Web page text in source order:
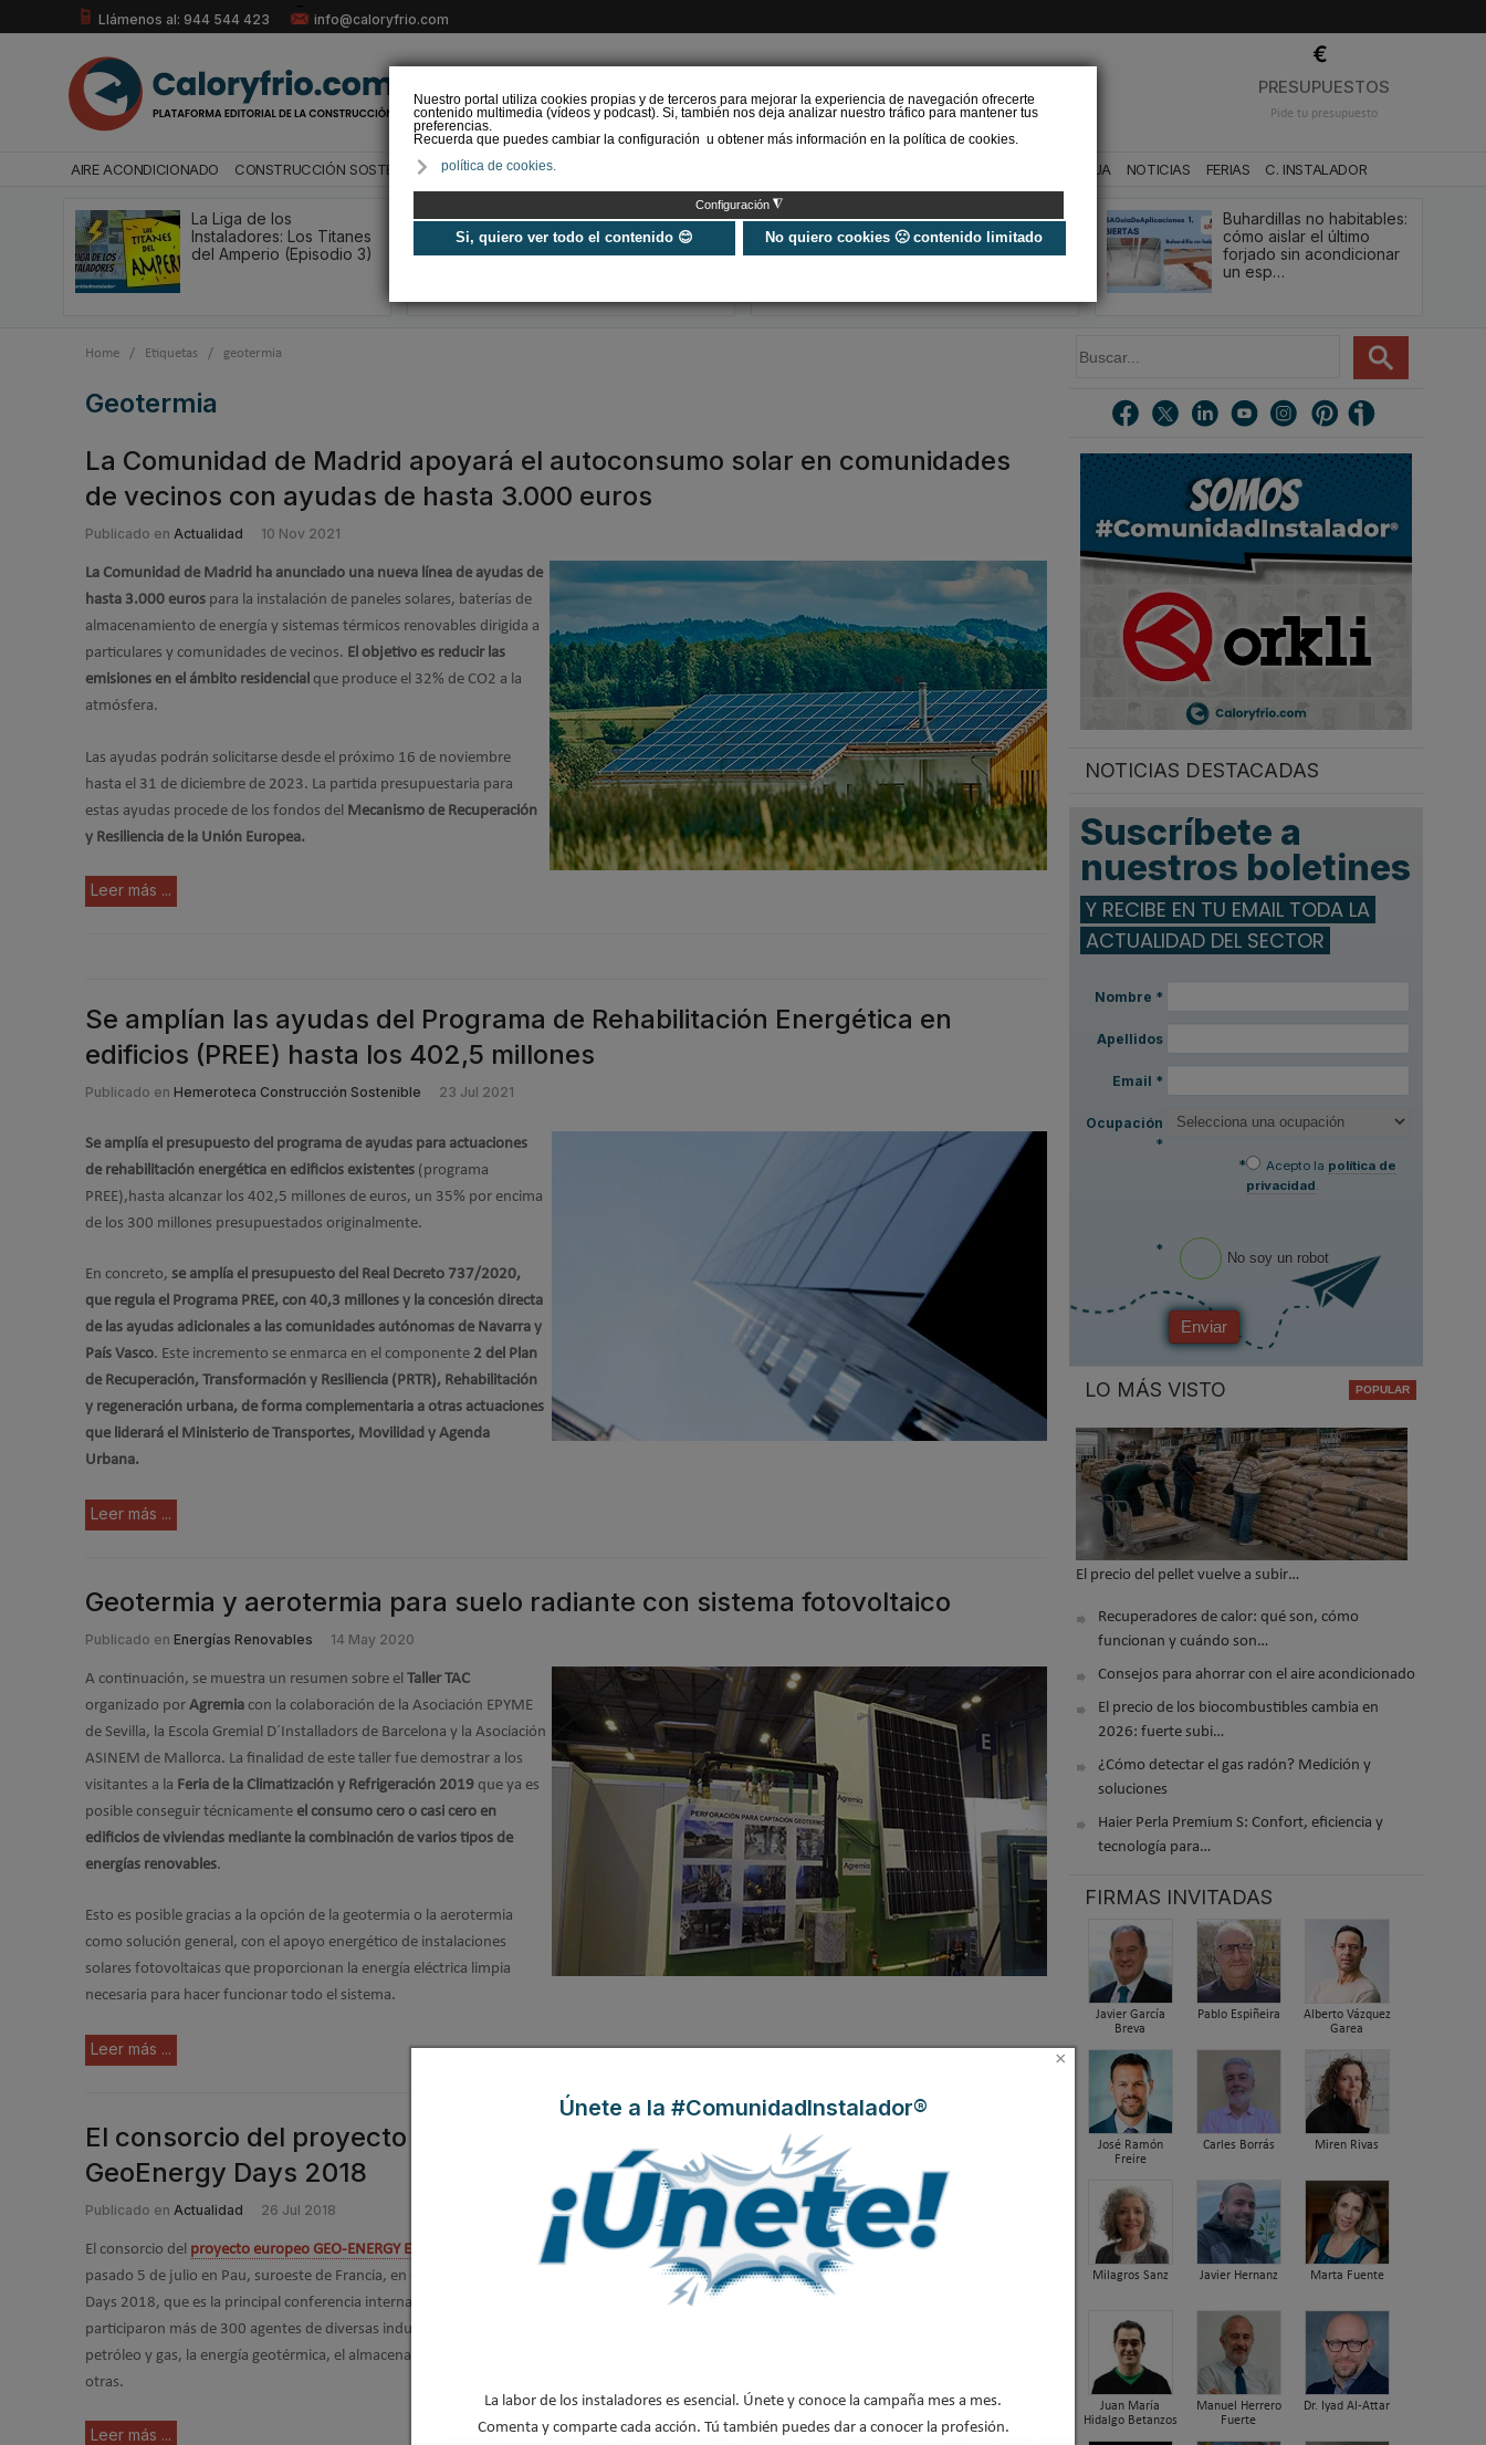
Nuestro portal utiliza cookies propias y de terceros para mejorar la experiencia de navegación ofrecerte
contenido multimedia (vídeos y podcast). Si, también nos deja analizar nuestro tráfico para mantener tus
preferencias.
Recuerda que puedes cambiar la configuración u obtener más información en la política de cookies.
política de cookies.
Configuración ◮
Si, quiero ver todo el contenido 😊 No quiero cookies 🙁 contenido limitado
Llámenos al: 944 544 423 info@caloryfrio.com
PRESUPUESTOS
Pide tu presupuesto
AIRE ACONDICIONADO CONSTRUCCIÓN SOSTENIBLE ENERGÍAS RENOVABLES BAÑO Y AGUA NOTICIAS FERIAS C. INSTALADOR
La Liga de los
Instaladores: Los Titanes
del Amperio (Episodio 3)
Universo Aniversario - Un
año, muchos momentos
Verifactu en
climatización: qué le va a
exigir la ley a tu
Buhardillas no habitables:
cómo aislar el último
forjado sin acondicionar
un esp…
Home / Etiquetas / geotermia
geotermia
La Comunidad de Madrid apoyará el autoconsumo solar en comunidades
de vecinos con ayudas de hasta 3.000 euros
Publicado en Actualidad 10 Nov 2021
La Comunidad de Madrid ha anunciado una nueva línea de ayudas de
hasta 3.000 euros para la instalación de paneles solares, baterías de
almacenamiento de energía y sistemas térmicos renovables dirigida a
particulares y comunidades de vecinos. El objetivo es reducir las
emisiones en el ámbito residencial que produce el 32% de CO2 a la
atmósfera.
Las ayudas podrán solicitarse desde el próximo 16 de noviembre
hasta el 31 de diciembre de 2023. La partida presupuestaria para
estas ayudas procede de los fondos del Mecanismo de Recuperación
y Resiliencia de la Unión Europea.
Leer más ...
Se amplían las ayudas del Programa de Rehabilitación Energética en
edificios (PREE) hasta los 402,5 millones
Publicado en Hemeroteca Construcción Sostenible 23 Jul 2021
Se amplía el presupuesto del programa de ayudas para actuaciones
de rehabilitación energética en edificios existentes (programa
PREE),hasta alcanzar los 402,5 millones de euros, un 35% por encima
de los 300 millones presupuestados originalmente.
En concreto, se amplía el presupuesto del Real Decreto 737/2020,
que regula el Programa PREE, con 40,3 millones y la concesión directa
de las ayudas adicionales a las comunidades autónomas de Navarra y
País Vasco. Este incremento se enmarca en el componente 2 del Plan
de Recuperación, Transformación y Resiliencia (PRTR), Rehabilitación
y regeneración urbana, de forma complementaria a otras actuaciones
que liderará el Ministerio de Transportes, Movilidad y Agenda
Urbana.
Leer más ...
Geotermia y aerotermia para suelo radiante con sistema fotovoltaico
Publicado en Energías Renovables 14 May 2020
A continuación, se muestra un resumen sobre el Taller TAC
organizado por Agremia con la colaboración de la Asociación EPYME
de Sevilla, la Escola Gremial D´Installadors de Barcelona y la Asociación
ASINEM de Mallorca. La finalidad de este taller fue demostrar a los
visitantes a la Feria de la Climatización y Refrigeración 2019 que ya es
posible conseguir técnicamente el consumo cero o casi cero en
edificios de viviendas mediante la combinación de varios tipos de
energías renovables.
Esto es posible gracias a la opción de la geotermia o la aerotermia
como solución general, con el apoyo energético de instalaciones
solares fotovoltaicas que proporcionan la energía eléctrica limpia
necesaria para hacer funcionar todo el sistema.
Leer más ...
El consorcio del proyecto GEO-ENERGY EUROPE de reúne en el marco de
GeoEnergy Days 2018
Publicado en Actualidad 26 Jul 2018
El consorcio del proyecto europeo GEO-ENERGY EUROPE
se reunió por tercera vez el
pasado 5 de julio en Pau, suroeste de Francia, en el marco de la celebración de GeoEnergy
Days 2018, que es la principal conferencia internacional organizada en Francia donde
participaron más de 300 agentes de diversas industrias geoenergéticas tales como el
petróleo y gas, la energía geotérmica, el almacenamiento geológico y la minería, entre
otras.
Leer más ...
u
r
NOTICIAS DESTACADAS
Suscríbete a
nuestros boletines
Y RECIBE EN TU EMAIL TODA LA
ACTUALIDAD DEL SECTOR
Nombre *
Apellidos
Email *
Ocupación
*
*
Acepto la política de
privacidad.
* No soy un robot
Enviar
LO MÁS VISTO
El precio del pellet vuelve a subir…
Recuperadores de calor: qué son, cómo
funcionan y cuándo son…
Consejos para ahorrar con el aire acondicionado
El precio de los biocombustibles cambia en
2026: fuerte subi…
¿Cómo detectar el gas radón? Medición y
soluciones
Haier Perla Premium S: Confort, eficiencia y
tecnología para…
FIRMAS INVITADAS
Javier García
Breva
Pablo Espiñeira
Alberto Vázquez
Garea
José Ramón
Freire
Carles Borrás Miren Rivas
Milagros Sanz Javier Hernanz Marta Fuente
Juan María
Hidalgo Betanzos
Manuel Herrero
Fuerte
Dr. Iyad Al-Attar
×
Únete a la #ComunidadInstalador®
La labor de los instaladores es esencial. Únete y conoce la campaña mes a mes.
Comenta y comparte cada acción. Tú también puedes dar a conocer la profesión.